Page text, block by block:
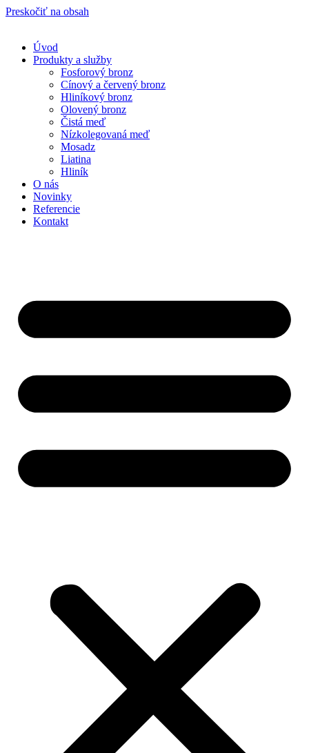
Preskočiť na obsah
Úvod
Produkty a služby
Fosforový bronz
Cínový a červený bronz
Hliníkový bronz
Olovený bronz
Čistá​ meď
Nízkolegovaná meď
Mosadz
Liatina
Hliník
O nás
Novinky
Referencie
Kontakt